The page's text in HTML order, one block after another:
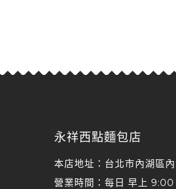
永祥西點麵包店
本店地址：台北市內湖區
營業時間：每日 早上